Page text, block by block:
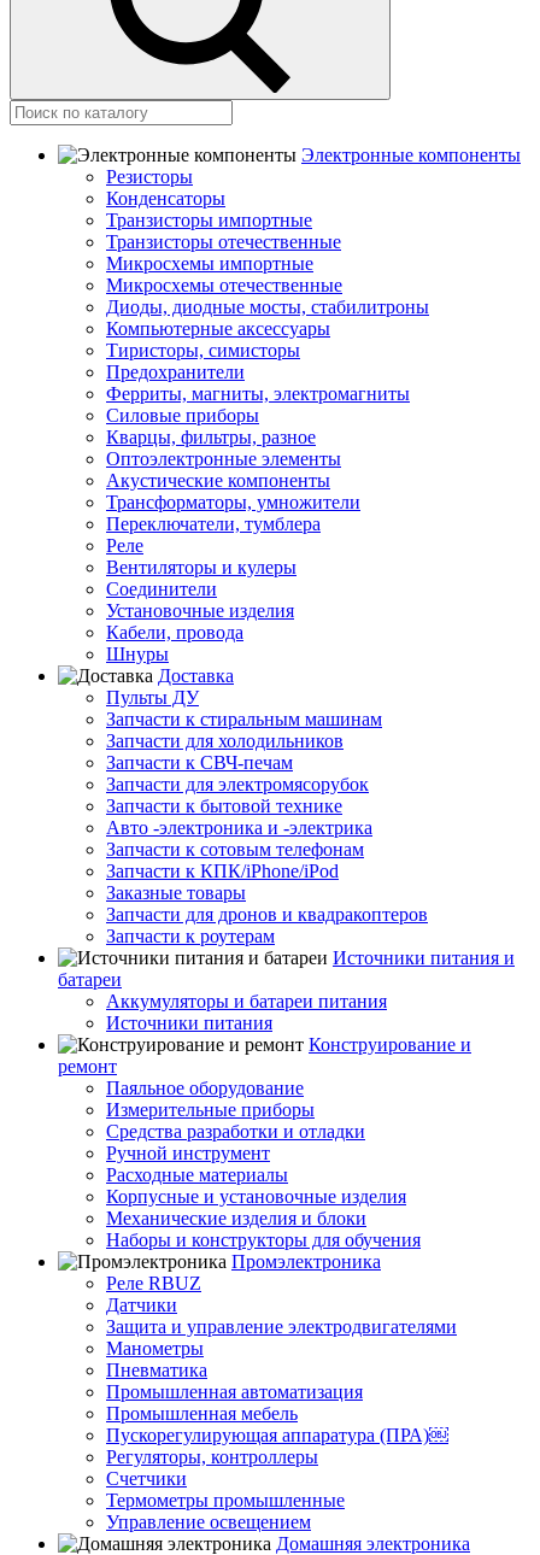
Электронные компоненты
Резисторы
Конденсаторы
Транзисторы импортные
Транзисторы отечественные
Микросхемы импортные
Микросхемы отечественные
Диоды, диодные мосты, стабилитроны
Компьютерные аксессуары
Тиристоры, симисторы
Предохранители
Ферриты, магниты, электромагниты
Силовые приборы
Кварцы, фильтры, разное
Оптоэлектронные элементы
Акустические компоненты
Трансформаторы, умножители
Переключатели, тумблера
Реле
Вентиляторы и кулеры
Соединители
Установочные изделия
Кабели, провода
Шнуры
Доставка
Пульты ДУ
Запчасти к стиральным машинам
Запчасти для холодильников
Запчасти к СВЧ-печам
Запчасти для электромясорубок
Запчасти к бытовой технике
Авто -электроника и -электрика
Запчасти к сотовым телефонам
Запчасти к КПК/iPhone/iPod
Заказные товары
Запчасти для дронов и квадракоптеров
Запчасти к роутерам
Источники питания и
батареи
Аккумуляторы и батареи питания
Источники питания
Конструирование и
ремонт
Паяльное оборудование
Измерительные приборы
Средства разработки и отладки
Ручной инструмент
Расходные материалы
Корпусные и установочные изделия
Механические изделия и блоки
Наборы и конструкторы для обучения
Промэлектроника
Реле RBUZ
Датчики
Защита и управление электродвигателями
Манометры
Пневматика
Промышленная автоматизация
Промышленная мебель
Пускорегулирующая аппаратура (ПРА)￼
Регуляторы, контроллеры
Счетчики
Термометры промышленные
Управление освещением
Домашняя электроника